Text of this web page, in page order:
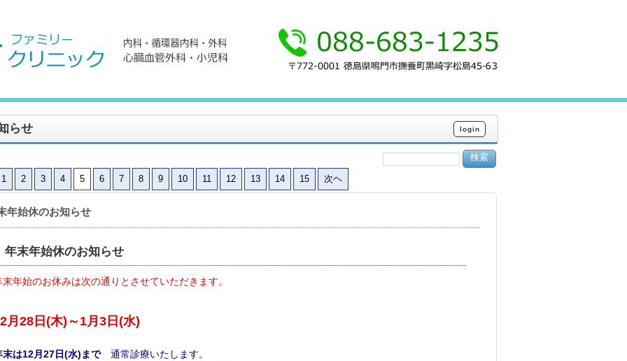
らせ login
1 2 3 4 5 6 7 8 9 10 11 12 13 14 15 次ヘ
年始休のお知らせ
年末年始休のお知らせ
末年始のお休みは次の通りとさせていただきます。
月28日(木)～1月3日(水)
末は12月27日(水)まで通常診療いたします。